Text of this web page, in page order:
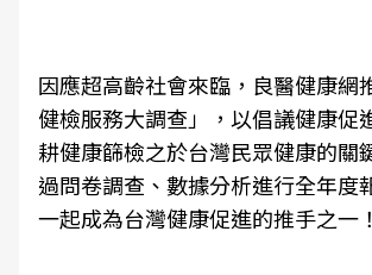
因應超高齡社會來臨，良醫健康網
健檢服務大調查」，以倡議健康促
耕健康篩檢之於台灣民眾健康的關
過問卷調查、數據分析進行全年度
一起成為台灣健康促進的推手之一！